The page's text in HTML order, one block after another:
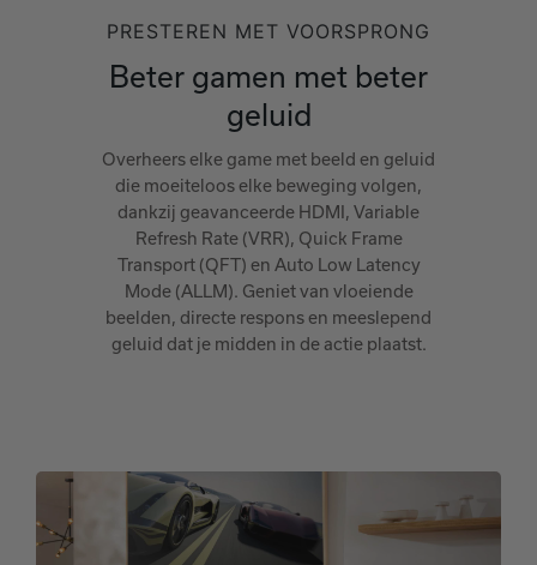
PRESTEREN MET VOORSPRONG
Beter gamen met beter
geluid
Overheers elke game met beeld en geluid
die moeiteloos elke beweging volgen,
dankzij geavanceerde HDMI, Variable
Refresh Rate (VRR), Quick Frame
Transport (QFT) en Auto Low Latency
Mode (ALLM). Geniet van vloeiende
beelden, directe respons en meeslepend
geluid dat je midden in de actie plaatst.